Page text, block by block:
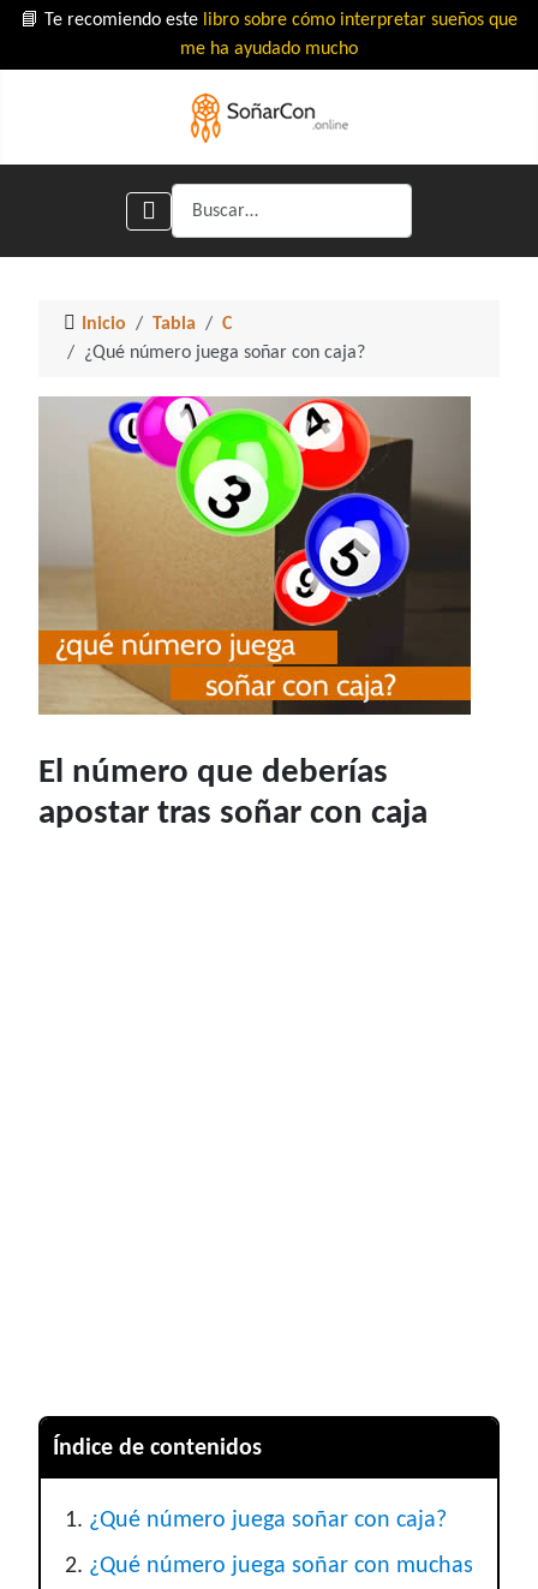
📘 Te recomiendo este libro sobre cómo interpretar sueños que
me ha ayudado mucho
Buscar
Inicio Tabla
C
¿Qué número juega soñar con caja?
El número que deberías
apostar tras soñar con caja
Índice de contenidos
¿Qué número juega soñar con caja?
¿Qué número juega soñar con muchas